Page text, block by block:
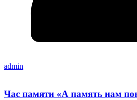
admin
Час памяти «А память нам